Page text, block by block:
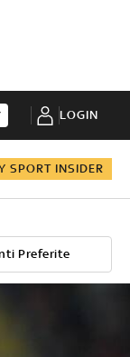
LOGIN
SPORT INSIDER
Preferite